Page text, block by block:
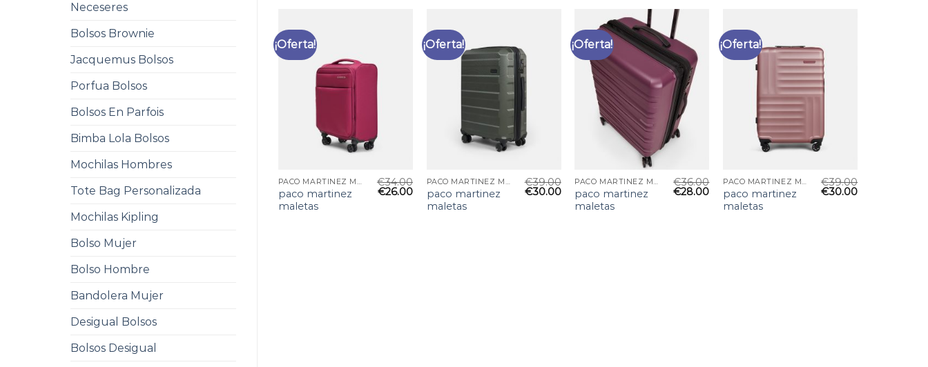
Neceseres
Bolsos Brownie
Jacquemus Bolsos
Porfua Bolsos
Bolsos En Parfois
Bimba Lola Bolsos
Mochilas Hombres
Tote Bag Personalizada
Mochilas Kipling
Bolso Mujer
Bolso Hombre
Bandolera Mujer
Desigual Bolsos
Bolsos Desigual
¡Oferta!
PACO MARTINEZ MALETAS
paco martinez
maletas
€34.00
€26.00
¡Oferta!
PACO MARTINEZ MALETAS
paco martinez
maletas
€39.00
€30.00
¡Oferta!
PACO MARTINEZ MALETAS
paco martinez
maletas
€36.00
€28.00
¡Oferta!
PACO MARTINEZ MALETAS
paco martinez
maletas
€39.00
€30.00